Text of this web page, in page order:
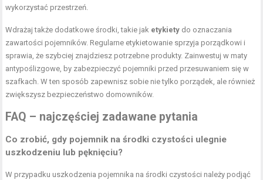
wykorzystać przestrzeń.
Wdrażaj także dodatkowe środki, takie jak etykiety do oznaczania
zawartości pojemników. Regularne etykietowanie sprzyja porządkowi i
sprawia, że szybciej znajdziesz potrzebne produkty. Zainwestuj w maty
antypoślizgowe, by zabezpieczyć pojemniki przed przesuwaniem się w
szafkach. W ten sposób zapewnisz sobie nie tylko porządek, ale również
zwiększysz bezpieczeństwo domowników.
FAQ – najczęściej zadawane pytania
Co zrobić, gdy pojemnik na środki czystości ulegnie
uszkodzeniu lub pęknięciu?
W przypadku uszkodzenia pojemnika na środki czystości należy podjąć